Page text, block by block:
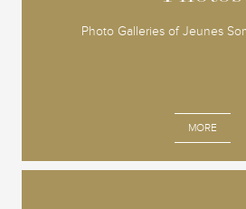
Photo Galleries of Jeunes
MORE